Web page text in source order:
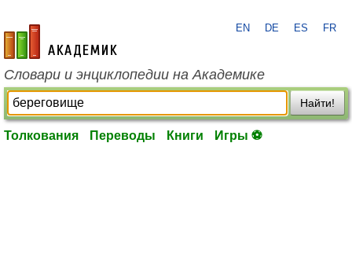
academic.ru
EN DE ES FR
Словари и энциклопедии на Академике
Найти!
Толкования Переводы Книги Игры ⚽